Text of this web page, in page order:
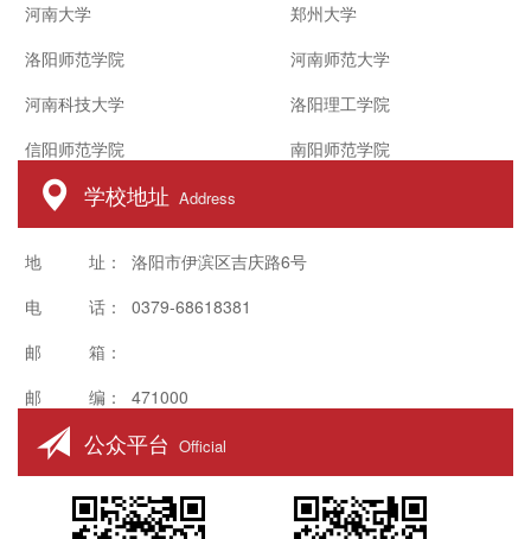
河南大学
洛阳师范学院
河南科技大学
信阳师范学院
郑州大学
河南师范大学
洛阳理工学院
南阳师范学院
学校地址 Address
地 址： 洛阳市伊滨区吉庆路6号
电 话： 0379-68618381
邮 箱：
邮 编： 471000
公众平台 Official